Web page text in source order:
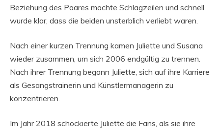
Beziehung des Paares machte Schlagzeilen und schnell
wurde klar, dass die beiden unsterblich verliebt waren.
Nach einer kurzen Trennung kamen Juliette und Susana
wieder zusammen, um sich 2006 endgültig zu trennen.
Nach ihrer Trennung begann Juliette, sich auf ihre Karriere
als Gesangstrainerin und Künstlermanagerin zu
konzentrieren.
Im Jahr 2018 schockierte Juliette die Fans, als sie ihre